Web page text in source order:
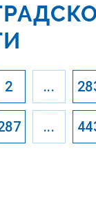
2 ...
...